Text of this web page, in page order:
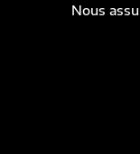
Nous